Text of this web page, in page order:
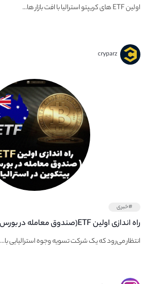
اولین ETF های کریپتو استرالیا با افت بازار ها...
cryparz
#خبری
راه اندازی اولین ETF(صندوق معامله در بورس) بیت کوین در استرالیا
انتظار می‌رود که یک شرکت تسویه وجوه استرالیایی با...